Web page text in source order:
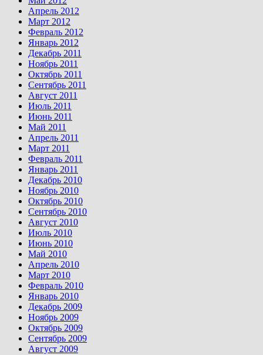
Апрель 2012
Март 2012
Февраль 2012
Январь 2012
Декабрь 2011
Ноябрь 2011
Октябрь 2011
Сентябрь 2011
Август 2011
Июль 2011
Июнь 2011
Май 2011
Апрель 2011
Март 2011
Февраль 2011
Январь 2011
Декабрь 2010
Ноябрь 2010
Октябрь 2010
Сентябрь 2010
Август 2010
Июль 2010
Июнь 2010
Май 2010
Апрель 2010
Март 2010
Февраль 2010
Январь 2010
Декабрь 2009
Ноябрь 2009
Октябрь 2009
Сентябрь 2009
Август 2009